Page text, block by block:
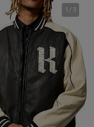
1 / 3